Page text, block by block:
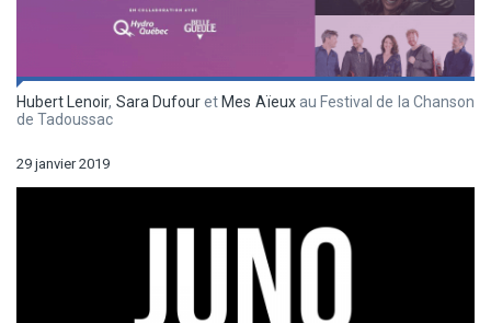
Hubert Lenoir, Sara DufouretMes Aïeuxau Festival de la Chanson
de Tadoussac
29 janvier 2019